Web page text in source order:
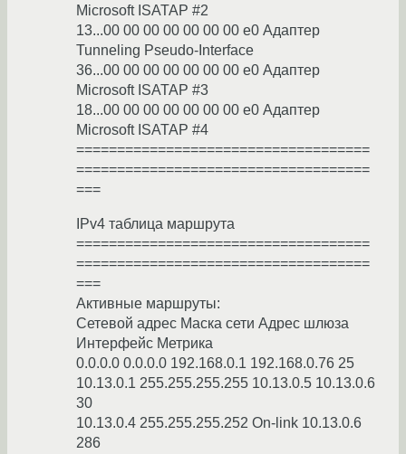
Microsoft ISATAP #2
13...00 00 00 00 00 00 00 e0 Адаптер
Tunneling Pseudo-Interface
36...00 00 00 00 00 00 00 e0 Адаптер
Microsoft ISATAP #3
18...00 00 00 00 00 00 00 e0 Адаптер
Microsoft ISATAP #4
====================================
====================================
===
IPv4 таблица маршрута
====================================
====================================
===
Активные маршруты:
Сетевой адрес Маска сети Адрес шлюза
Интерфейс Метрика
0.0.0.0 0.0.0.0 192.168.0.1 192.168.0.76 25
10.13.0.1 255.255.255.255 10.13.0.5 10.13.0.6
30
10.13.0.4 255.255.255.252 On-link 10.13.0.6
286